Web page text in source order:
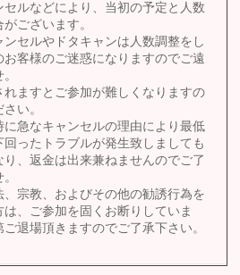
セルなどにより、当初の予定と人数
ございます。
ンセルやドタキャンは人数調整をし
お客様のご迷惑になりますのでご遠
れますとご参加が難しくなりますの
い。
に急なキャンセルの理由により最低
回ったトラブルが発生致しましても
り、返金は出来兼ねませんのでご了
、宗教、およびその他の勧誘行為を
は、ご参加を固くお断りしていま
退場頂きますのでご了承下さい。